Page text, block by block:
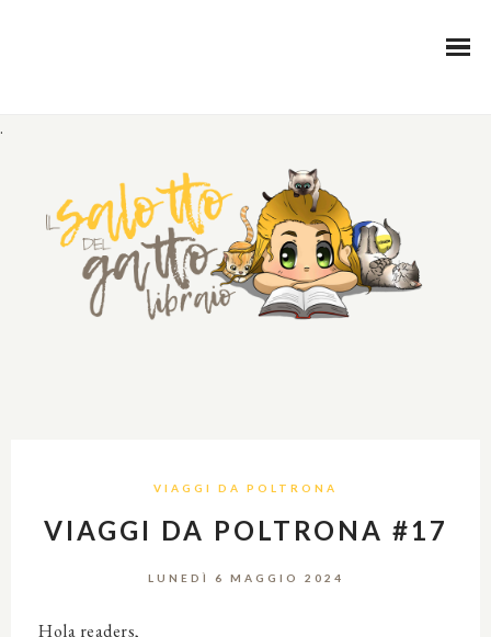
.
VIAGGI DA POLTRONA
VIAGGI DA POLTRONA #17
LUNEDÌ 6 MAGGIO 2024
Hola readers,